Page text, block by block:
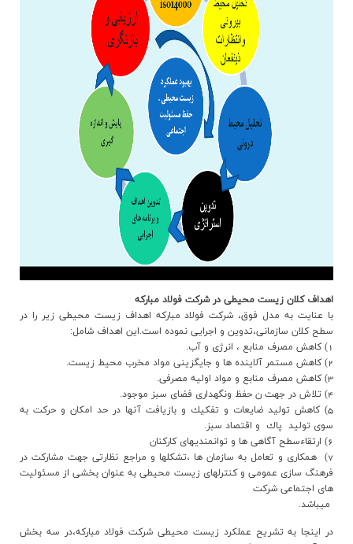
اهداف کلان زیست محیطی در شرکت فولاد مبارکه
با عنایت به مدل فوق، شرکت فولاد مبارکه اهداف زیست محیطی زیر را در
سطح کلان سازمانی،تدوین و اجرایی نموده است.این اهداف شامل:
1) كاهش مصرف منابع ، انرژي و آب.
2) كاهش مستمر آلاينده ها و جايگزيني مواد مخرب محيط زيست.
3) كاهش مصرف منابع و مواد اوليه مصرفي.
4) تلاش در جهت ن حفظ ونگهداري فضاي سبز موجود.
5) كاهش توليد ضايعات و تفكيك و بازيافت آنها در حد امكان و حركت به
سوي توليد پاك و اقتصاد سبز.
6) ارتقاءسطح آگاهي ها و توانمنديهاي كاركنان
7) همکاري و تعامل به سازمان ها ،تشکلها و مراجع نظارتي جهت مشارکت در
فرهنگ سازي عمومي و کنترلهاي زيست محيطي به عنوان بخشي از مسئوليت
هاي اجتماعي شرکت
میباشد.
در اینجا به تشریح عملکرد زیست محیطی شرکت فولاد مبارکه،در سه بخش